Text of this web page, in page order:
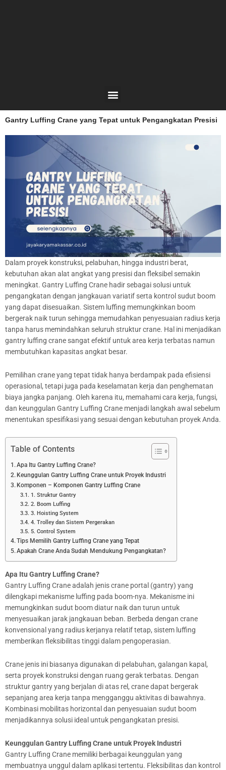
Menu
Gantry Luffing Crane yang Tepat untuk Pengangkatan Presisi
Dalam proyek konstruksi, pelabuhan, hingga industri berat,
kebutuhan akan alat angkat yang presisi dan fleksibel semakin
meningkat. Gantry Luffing Crane hadir sebagai solusi untuk
pengangkatan dengan jangkauan variatif serta kontrol sudut boom
yang dapat disesuaikan. Sistem luffing memungkinkan boom
bergerak naik turun sehingga memudahkan penyesuaian radius kerja
tanpa harus memindahkan seluruh struktur crane. Hal ini menjadikan
gantry luffing crane sangat efektif untuk area kerja terbatas namun
membutuhkan kapasitas angkat besar.
Pemilihan crane yang tepat tidak hanya berdampak pada efisiensi
operasional, tetapi juga pada keselamatan kerja dan penghematan
biaya jangka panjang. Oleh karena itu, memahami cara kerja, fungsi,
dan keunggulan Gantry Luffing Crane menjadi langkah awal sebelum
menentukan spesifikasi yang sesuai dengan kebutuhan proyek Anda.
Table of Contents
Apa Itu Gantry Luffing Crane?
Keunggulan Gantry Luffing Crane untuk Proyek Industri
Komponen – Komponen Gantry Luffing Crane
1. Struktur Gantry
2. Boom Luffing
3. Hoisting System
4. Trolley dan Sistem Pergerakan
5. Control System
Tips Memilih Gantry Luffing Crane yang Tepat
Apakah Crane Anda Sudah Mendukung Pengangkatan?
Apa Itu Gantry Luffing Crane?
Gantry Luffing Crane adalah jenis crane portal (gantry) yang
dilengkapi mekanisme luffing pada boom-nya. Mekanisme ini
memungkinkan sudut boom diatur naik dan turun untuk
menyesuaikan jarak jangkauan beban. Berbeda dengan crane
konvensional yang radius kerjanya relatif tetap, sistem luffing
memberikan fleksibilitas tinggi dalam pengoperasian.
Crane jenis ini biasanya digunakan di pelabuhan, galangan kapal,
serta proyek konstruksi dengan ruang gerak terbatas. Dengan
struktur gantry yang berjalan di atas rel, crane dapat bergerak
sepanjang area kerja tanpa mengganggu aktivitas di bawahnya.
Kombinasi mobilitas horizontal dan penyesuaian sudut boom
menjadikannya solusi ideal untuk pengangkatan presisi.
Keunggulan Gantry Luffing Crane untuk Proyek Industri
Gantry Luffing Crane memiliki berbagai keunggulan yang
membuatnya unggul dalam aplikasi tertentu. Fleksibilitas dan kontrol